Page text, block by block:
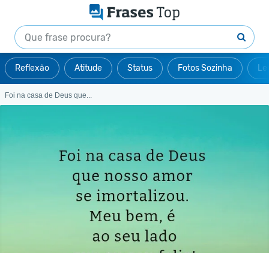
Reflexão Atitude Status Fotos Sozinha
Foi na casa de Deus que...